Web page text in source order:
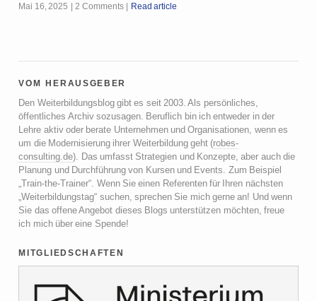
Mai 16, 2025 2 Comments Read article
vom herausgeber
Den Weiterbildungsblog gibt es seit 2003. Als persönliches,
öffentliches Archiv sozusagen. Beruflich bin ich entweder in der
Lehre aktiv oder berate Unternehmen und Organisationen, wenn es
um die Modernisierung ihrer Weiterbildung geht (robes-
consulting.de). Das umfasst Strategien und Konzepte, aber auch die
Planung und Durchführung von Kursen und Events. Zum Beispiel
„Train-the-Trainer“. Wenn Sie einen Referenten für Ihren nächsten
„Weiterbildungstag“ suchen, sprechen Sie mich gerne an! Und wenn
Sie das offene Angebot dieses Blogs unterstützen möchten, freue
ich mich über eine Spende!
mitgliedschaften